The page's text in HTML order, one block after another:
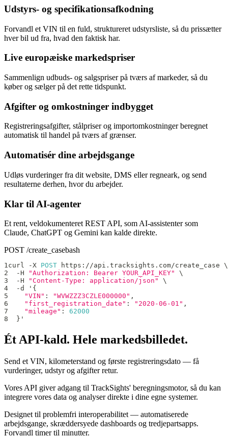
Udstyrs- og specifikationsafkodning
Forvandl et VIN til en fuld, struktureret udstyrsliste, så du prissætter
hver bil ud fra, hvad den faktisk har.
Live europæiske markedspriser
Sammenlign udbuds- og salgspriser på tværs af markeder, så du
køber og sælger på det rette tidspunkt.
Afgifter og omkostninger indbygget
Registreringsafgifter, stålpriser og importomkostninger beregnet
automatisk til handel på tværs af grænser.
Automatisér dine arbejdsgange
Udløs vurderinger fra dit website, DMS eller regneark, og send
resultaterne derhen, hvor du arbejder.
Klar til AI-agenter
Et rent, veldokumenteret REST API, som AI-assistenter som
Claude, ChatGPT og Gemini kan kalde direkte.
POST /create_casebash
1curl -X POST https : //api . tracksights . com/create_case \
2
-H "Authorization: Bearer YOUR_API_KEY"
\
3
-H "Content-Type: application/json"
\
4
-d ' {
5
"VIN" : "WVWZZZ3CZLE000000" ,
6
"first_registration_date" : "2020-06-01" ,
7
"mileage" :
62000
8
} '
Ét API-kald. Hele markedsbilledet.
Send et VIN, kilometerstand og første registreringsdato — få
vurderinger, udstyr og afgifter retur.
Vores API giver adgang til TrackSights' beregningsmotor, så du kan
integrere vores data og analyser direkte i dine egne systemer.
Designet til problemfri interoperabilitet — automatiserede
arbejdsgange, skræddersyede dashboards og tredjepartsapps.
Forvandl timer til minutter.